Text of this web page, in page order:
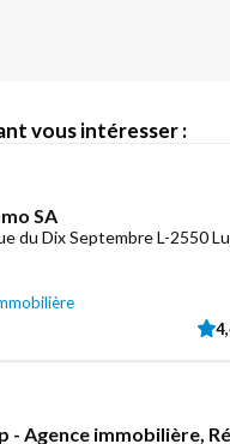
vous intéresser :
SA
du Dix Septembre L-2550
- Agence immobilière,